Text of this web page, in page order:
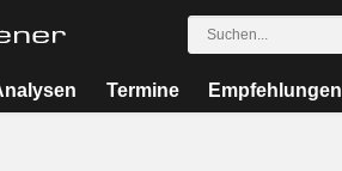
Termine Empfehlungen